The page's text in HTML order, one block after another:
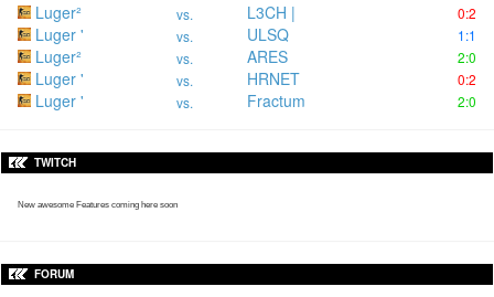
Luger² vs. L3CH | 0:2
Luger ' vs. ULSQ 1:1
Luger² vs. ARES 2:0
Luger ' vs. HRNET 0:2
Luger ' vs. Fractum 2:0
TWITCH
New awesome Features coming here soon
FORUM